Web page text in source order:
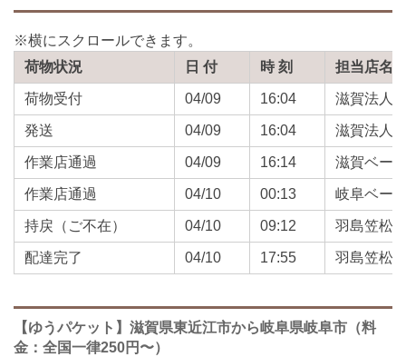
荷物状況 日 付 時 刻 担当店名
荷物受付 04/09 16:04 滋賀法人
発送 04/09 16:04 滋賀法人
作業店通過 04/09 16:14 滋賀ベー
作業店通過 04/10 00:13 岐阜ベー
持戻（ご不在） 04/10 09:12 羽島笠松
配達完了 04/10 17:55 羽島笠松
【ゆうパケット】滋賀県東近江市から岐阜県岐阜市（料
金：全国一律250円〜）